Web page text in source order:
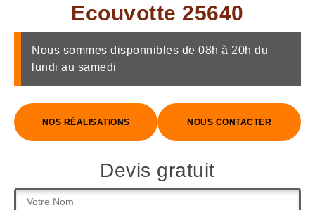
Ecouvotte 25640
Nous sommes disponnibles de 08h à 20h du
lundi au samedi
NOS RÉALISATIONS NOUS CONTACTER
Devis gratuit